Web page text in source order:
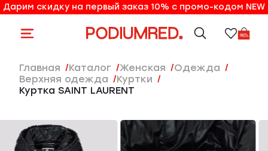
10% на первый заказ по промо-коду NEW
Дарим скидку на первый заказ 10% с промо-кодом NEW
Главная Каталог женская
Одежда
Верхняя одежда
Куртки
Куртка SAINT LAURENT